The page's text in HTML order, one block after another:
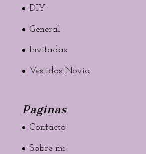
DIY
General
Invitadas
Vestidos Novia
Paginas
Contacto
Sobre mi